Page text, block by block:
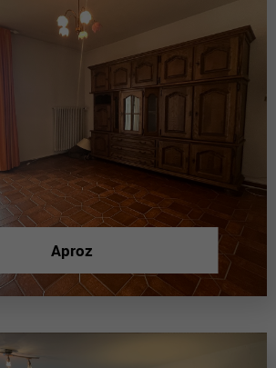
Aproz